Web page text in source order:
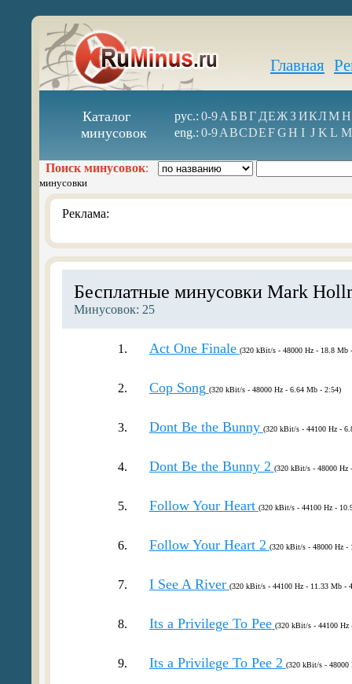
Главная
Каталог
минусовок
рус.: 0-9А БВГ ДЕЖ З ИКЛМН
eng.: 0-9ABCDEFGH I J K L M
Поиск минусовок:
минусовки
Реклама:
Бесплатные минусовки Mark
Минусовок: 25
1. Act One Finale (320 kBit/s - 48000 Hz - 18.8 Mb
2. Cop Song (320 kBit/s - 48000 Hz - 6.64 Mb - 2:54)
3. Dont Be the Bunny (320 kBit/s - 44100 Hz -
4. Dont Be the Bunny 2 (320 kBit/s - 48000 Hz
5. Follow Your Heart (320 kBit/s - 44100 Hz -
6. Follow Your Heart 2 (320 kBit/s - 48000 Hz -
7. I See A River (320 kBit/s - 44100 Hz - 11.33 Mb -
8. Its a Privilege To Pee (320 kBit/s - 44100 Hz
9. Its a Privilege To Pee 2 (320 kBit/s - 48000